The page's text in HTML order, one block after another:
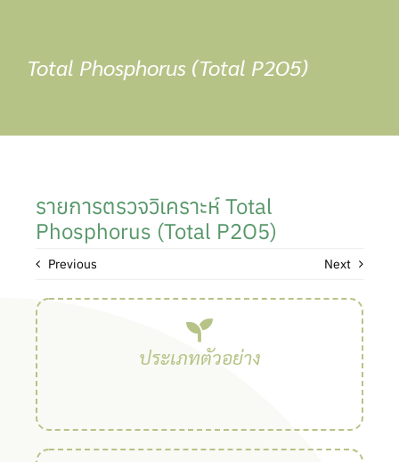
contentTotal Phosphorus (Total P2O5)
รายการตรวจวิเคราะห์ Total
Phosphorus (Total P2O5)
Previous Next
ประเภทตัวอย่าง